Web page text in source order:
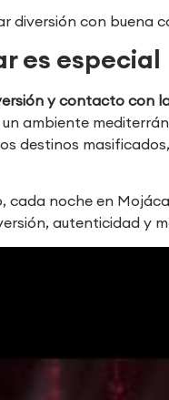
diversión con buena
es especial
y contacto con
ambiente
destinos
noche en
autenticidad y